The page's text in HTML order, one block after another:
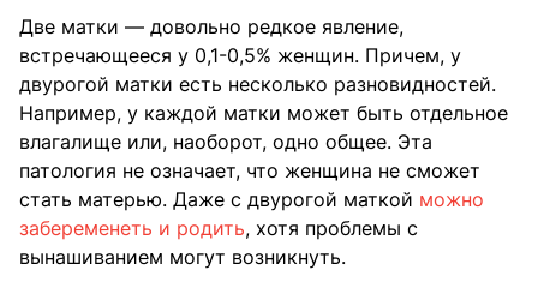
Две матки — довольно редкое явление,
встречающееся у 0,1-0,5% женщин. Причем, у
двурогой матки есть несколько разновидностей.
Например, у каждой матки может быть отдельное
влагалище или, наоборот, одно общее. Эта
патология не означает, что женщина не сможет
стать матерью. Даже с двурогой маткой можно
забеременеть и родить, хотя проблемы с
вынашиванием могут возникнуть.